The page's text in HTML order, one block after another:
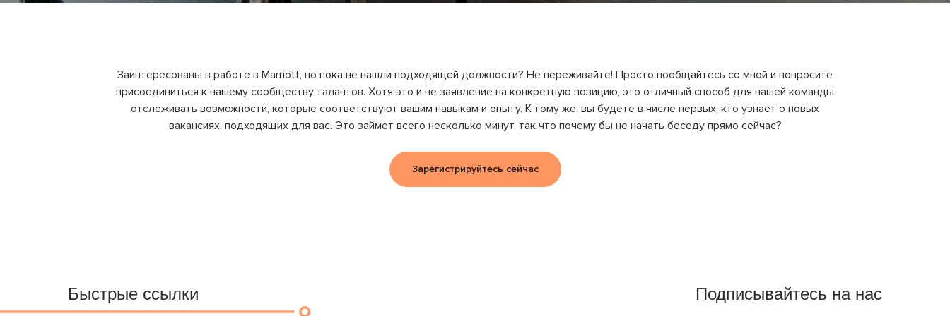
Заинтересованы в работе в Marriott, но пока не нашли подходящей должности? Не переживайте! Просто пообщайтесь со мной и попросите
присоединиться к нашему сообществу талантов. Хотя это и не заявление на конкретную позицию, это отличный способ для нашей команды
отслеживать возможности, которые соответствуют вашим навыкам и опыту. К тому же, вы будете в числе первых, кто узнает о новых
вакансиях, подходящих для вас. Это займет всего несколько минут, так что почему бы не начать беседу прямо сейчас?
Зарегистрируйтесь сейчас
Быстрые ссылки Подписывайтесь на нас